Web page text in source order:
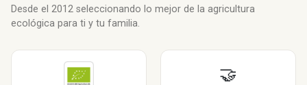
Desde el 2012 seleccionando lo mejor de la agricultura
ecológica para ti y tu familia.
🤝